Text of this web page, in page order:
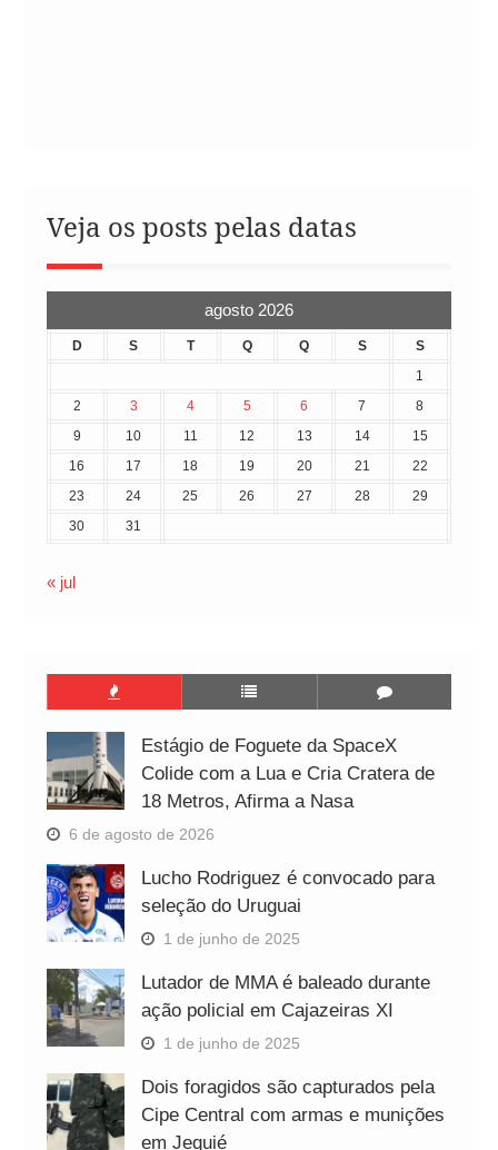
Veja os posts pelas datas
agosto 2026
D S T Q Q S
S
1
2
3 4 5 6 7
8
9
10 11 12 13 14
15
16
17 18 19 20 21
22
23
24 25 26 27 28
29
30
31
« jul
Estágio de Foguete da SpaceX
Colide com a Lua e Cria Cratera de
18 Metros, Afirma a Nasa
6 de agosto de 2026
Lucho Rodriguez é convocado para
seleção do Uruguai
1 de junho de 2025
Lutador de MMA é baleado durante
ação policial em Cajazeiras XI
1 de junho de 2025
Dois foragidos são capturados pela
Cipe Central com armas e munições
em Jequié